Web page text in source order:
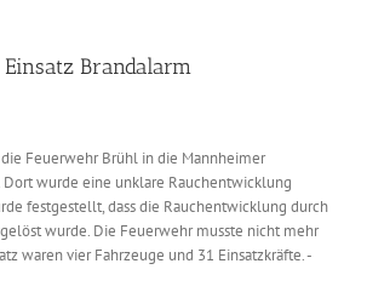
Einsatz Brandalarm
Feuerwehr Brühl in die Mannheimer
Dort wurde eine unklare Rauchentwicklung
festgestellt, dass die Rauchentwicklung durch
wurde. Die Feuerwehr musste nicht mehr
waren vier Fahrzeuge und 31 Einsatzkräfte. -